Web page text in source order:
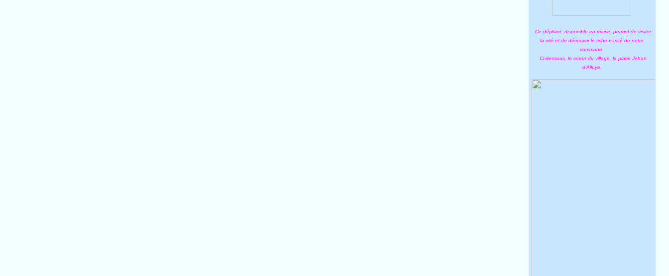
Ce dépliant, disponible en mairie, permet de visiter
la cité et de découvrir le riche passé de notre
commune.
Ci-dessous, le coeur du village, la place Jehan
d'Alluye.